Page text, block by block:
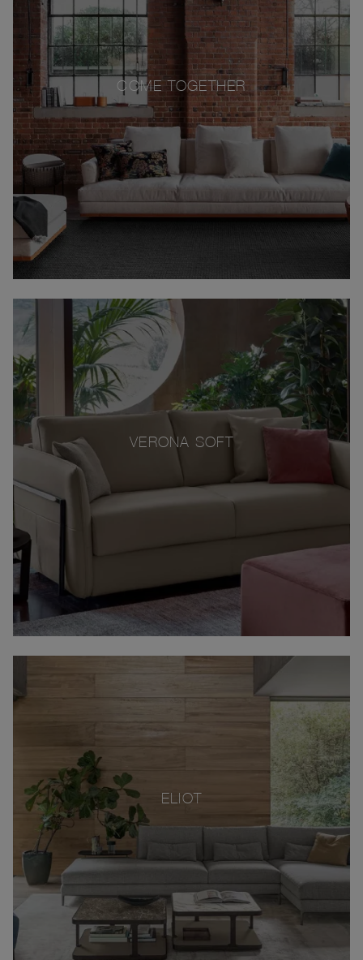
COME TOGETHER
VERONA SOFT
ELIOT